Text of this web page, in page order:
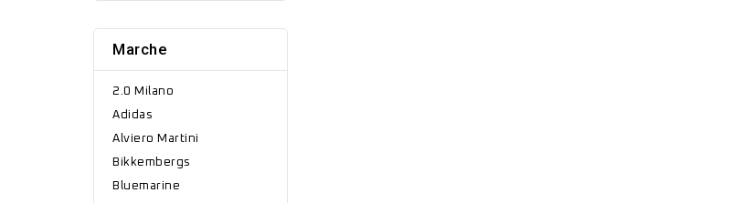
Marche
2.0 Milano
Adidas
Alviero Martini
Bikkembergs
Bluemarine